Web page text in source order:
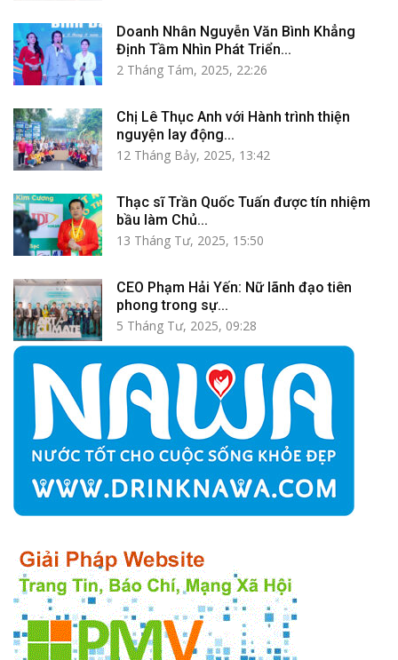
Doanh Nhân Nguyễn Văn Bình Khẳng
Định Tầm Nhìn Phát Triển...
2 Tháng Tám, 2025, 22:26
Chị Lê Thục Anh với Hành trình thiện
nguyện lay động...
12 Tháng Bảy, 2025, 13:42
Thạc sĩ Trần Quốc Tuấn được tín nhiệm
bầu làm Chủ...
13 Tháng Tư, 2025, 15:50
CEO Phạm Hải Yến: Nữ lãnh đạo tiên
phong trong sự...
5 Tháng Tư, 2025, 09:28